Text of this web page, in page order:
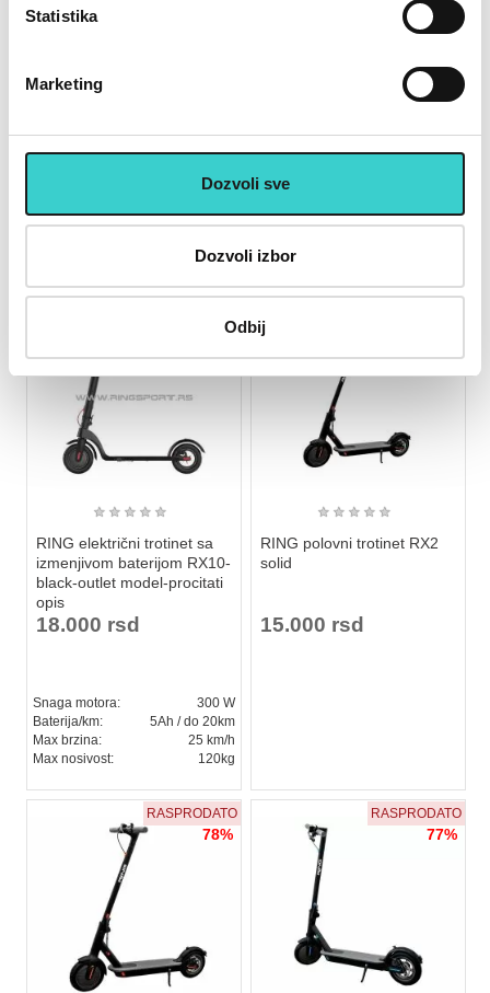
Statistika
Marketing
Dozvoli sve
Dozvoli izbor
Odbij
silver-polovan model-
procitati opis
Baterija/km:
5Ah / do 20km
120
RING električni trotinet RX3
Baterija/km:
7.8 h/25 km
Max nosivost:
★ ★ ★ ★ ★
RING električni trotinet sa
izmenjivom baterijom RX10-
black-outlet model-procitati
opis
18.000 rsd
Snaga motora:
300 W
Baterija/km:
5Ah / do 20km
Max brzina:
25 km/h
Max nosivost:
120kg
★ ★ ★ ★ ★
RING polovni trotinet RX2
solid
15.000 rsd
RASPRODATO
78%
RASPRODATO
77%